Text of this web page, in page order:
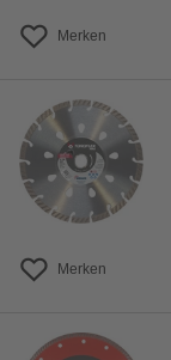
Merken
Merken